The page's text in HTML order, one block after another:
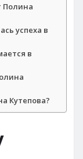
Полина
успеха в
в
Кутепова?